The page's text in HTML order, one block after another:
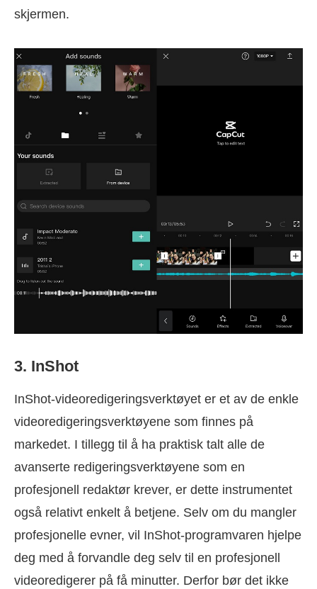
skjermen.
3. InShot
InShot-videoredigeringsverktøyet er et av de enkle
videoredigeringsverktøyene som finnes på
markedet. I tillegg til å ha praktisk talt alle de
avanserte redigeringsverktøyene som en
profesjonell redaktør krever, er dette instrumentet
også relativt enkelt å betjene. Selv om du mangler
profesjonelle evner, vil InShot-programvaren hjelpe
deg med å forvandle deg selv til en profesjonell
videoredigerer på få minutter. Derfor bør det ikke